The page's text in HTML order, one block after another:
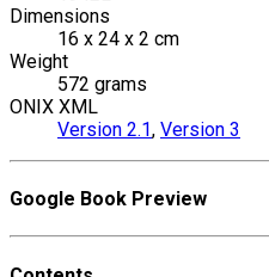
Dimensions
16 x 24 x 2 cm
Weight
572 grams
ONIX XML
Version 2.1, Version 3
Google Book Preview